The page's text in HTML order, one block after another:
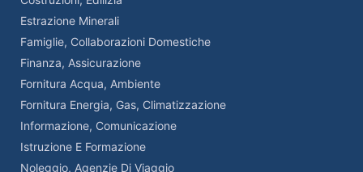
Estrazione Minerali
Famiglie, Collaborazioni Domestiche
Finanza, Assicurazione
Fornitura Acqua, Ambiente
Fornitura Energia, Gas, Climatizzazione
Informazione, Comunicazione
Istruzione E Formazione
Noleggio, Agenzie Di Viaggio